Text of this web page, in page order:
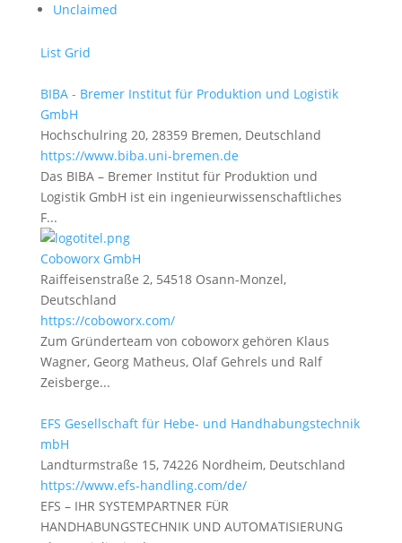
Unclaimed
List Grid
BIBA - Bremer Institut für Produktion und Logistik
GmbH
Hochschulring 20, 28359 Bremen, Deutschland
https://www.biba.uni-bremen.de
Das BIBA – Bremer Institut für Produktion und
Logistik GmbH ist ein ingenieurwissenschaftliches
F...
Coboworx GmbH
Raiffeisenstraße 2, 54518 Osann-Monzel,
Deutschland
https://coboworx.com/
Zum Gründerteam von coboworx gehören Klaus
Wagner, Georg Matheus, Olaf Gehrels und Ralf
Zeisberge...
EFS Gesellschaft für Hebe- und Handhabungstechnik
mbH
Landturmstraße 15, 74226 Nordheim, Deutschland
https://www.efs-handling.com/de/
EFS – IHR SYSTEMPARTNER FÜR
HANDHABUNGSTECHNIK UND AUTOMATISIERUNG